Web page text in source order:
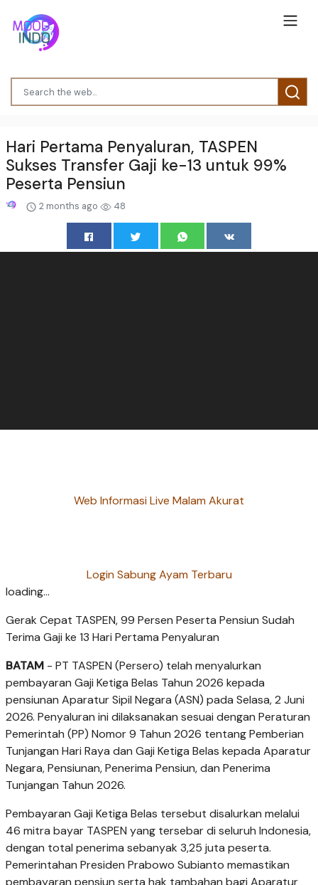
Hari Pertama Penyaluran, TASPEN
Sukses Transfer Gaji ke-13 untuk 99%
Peserta Pensiun
2 months ago 48
Web Informasi Live Malam Akurat
Login Sabung Ayam Terbaru
loading...
Gerak Cepat TASPEN, 99 Persen Peserta Pensiun Sudah
Terima Gaji ke 13 Hari Pertama Penyaluran
BATAM - PT TASPEN (Persero) telah menyalurkan
pembayaran Gaji Ketiga Belas Tahun 2026 kepada
pensiunan Aparatur Sipil Negara (ASN) pada Selasa, 2 Juni
2026. Penyaluran ini dilaksanakan sesuai dengan Peraturan
Pemerintah (PP) Nomor 9 Tahun 2026 tentang Pemberian
Tunjangan Hari Raya dan Gaji Ketiga Belas kepada Aparatur
Negara, Pensiunan, Penerima Pensiun, dan Penerima
Tunjangan Tahun 2026.
Pembayaran Gaji Ketiga Belas tersebut disalurkan melalui
46 mitra bayar TASPEN yang tersebar di seluruh Indonesia,
dengan total penerima sebanyak 3,25 juta peserta.
Pemerintahan Presiden Prabowo Subianto memastikan
pembayaran pensiun serta hak tambahan bagi Aparatur